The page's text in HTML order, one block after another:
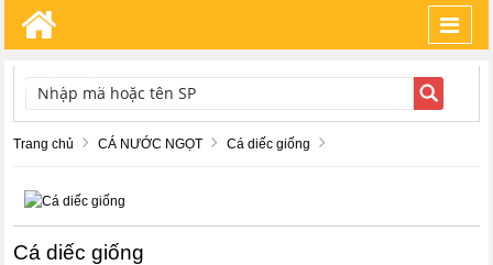
TÌM KIẾM
Trang chủ CÁ NƯỚC NGỌT Cá diếc giống
Cá diếc giống